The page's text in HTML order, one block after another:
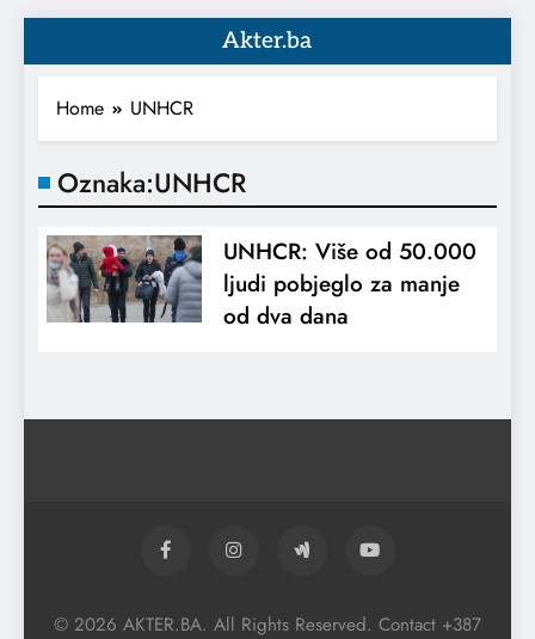
Akter.ba
Home UNHCR
Oznaka:UNHCR
UNHCR: Više od 50.000
ljudi pobjeglo za manje
od dva dana
© 2026 AKTER.BA. All Rights Reserved. Contact +387